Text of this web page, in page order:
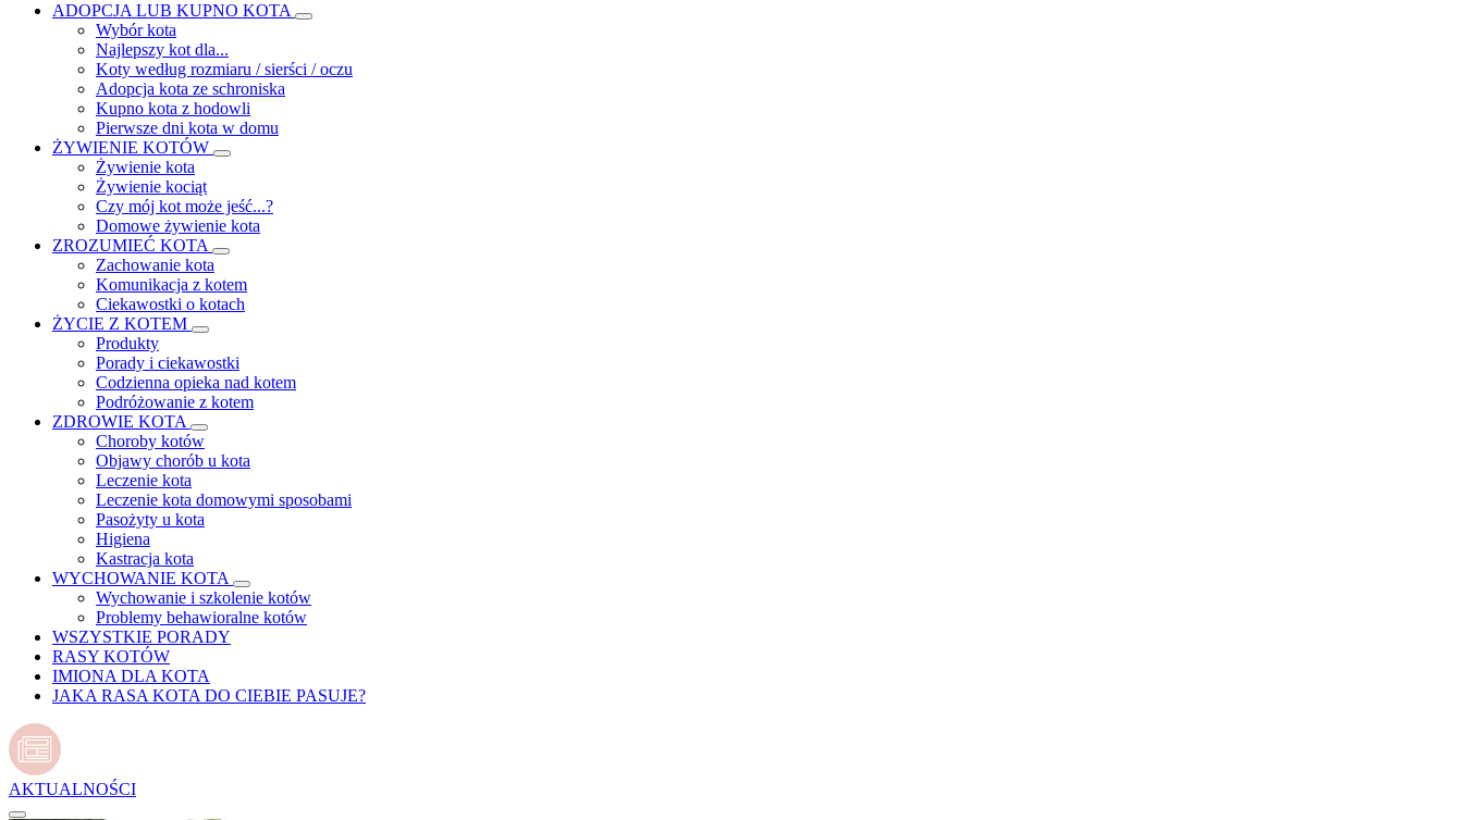
ADOPCJA LUB KUPNO KOTA
Wybór kota
Najlepszy kot dla...
Koty według rozmiaru / sierści / oczu
Adopcja kota ze schroniska
Kupno kota z hodowli
Pierwsze dni kota w domu
ŻYWIENIE KOTÓW
Żywienie kota
Żywienie kociąt
Czy mój kot może jeść...?
Domowe żywienie kota
ZROZUMIEĆ KOTA
Zachowanie kota
Komunikacja z kotem
Ciekawostki o kotach
ŻYCIE Z KOTEM
Produkty
Porady i ciekawostki
Codzienna opieka nad kotem
Podróżowanie z kotem
ZDROWIE KOTA
Choroby kotów
Objawy chorób u kota
Leczenie kota
Leczenie kota domowymi sposobami
Pasożyty u kota
Higiena
Kastracja kota
WYCHOWANIE KOTA
Wychowanie i szkolenie kotów
Problemy behawioralne kotów
WSZYSTKIE PORADY
RASY KOTÓW
IMIONA DLA KOTA
JAKA RASA KOTA DO CIEBIE PASUJE?
AKTUALNOŚCI